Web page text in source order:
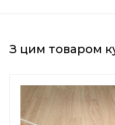
З цим товаром
Бельгія